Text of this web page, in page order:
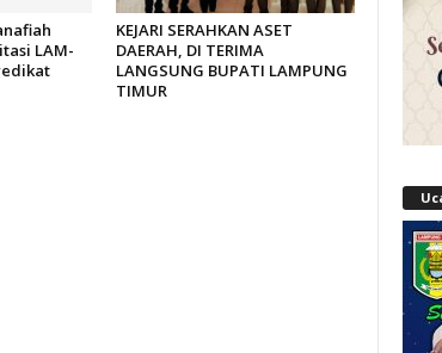
LAM-
KEJARI SERAHKAN ASET
DAERAH, DI TERIMA
LANGSUNG BUPATI LAMPUNG
TIMUR